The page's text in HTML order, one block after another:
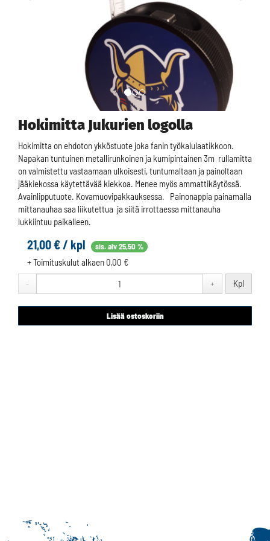
Hokimitta Jukurien logolla
Hokimitta on ehdoton ykköstuote joka fanin työkalulaatikkoon.
Napakan tuntuinen metallirunkoinen ja kumipintainen 3m rullamitta
on valmistettu vastaamaan ulkoisesti, tuntumaltaan ja painoltaan
jääkiekossa käytettävää kiekkoa. Menee myös ammattikäytössä.
Avainlipputuote. Kovamuovipakkauksessa. Painonappia painamalla
mittanauhaa saa liikutettua ja siitä irrottaessa mittanauha
lukkiintuu paikalleen.
21,00 € / kpl sis. alv 25,50 %
+ Toimituskulut alkaen 0,00 €
- + Kpl
Lisää ostoskoriin